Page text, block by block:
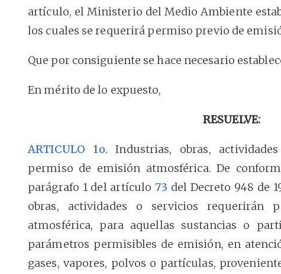
artículo, el Ministerio del Medio Ambiente
los cuales se requerirá permiso previo de
Que por consiguiente se hace necesario
En mérito de lo expuesto,
RESUELVE:
ARTICULO 1o. Industrias, obras,
permiso de emisión atmosférica. De
parágrafo 1 del artículo 73 del Decreto 948 de
obras, actividades o servicios requerirán
atmosférica, para aquellas sustancias o
parámetros permisibles de emisión, en
gases, vapores, polvos o partículas,